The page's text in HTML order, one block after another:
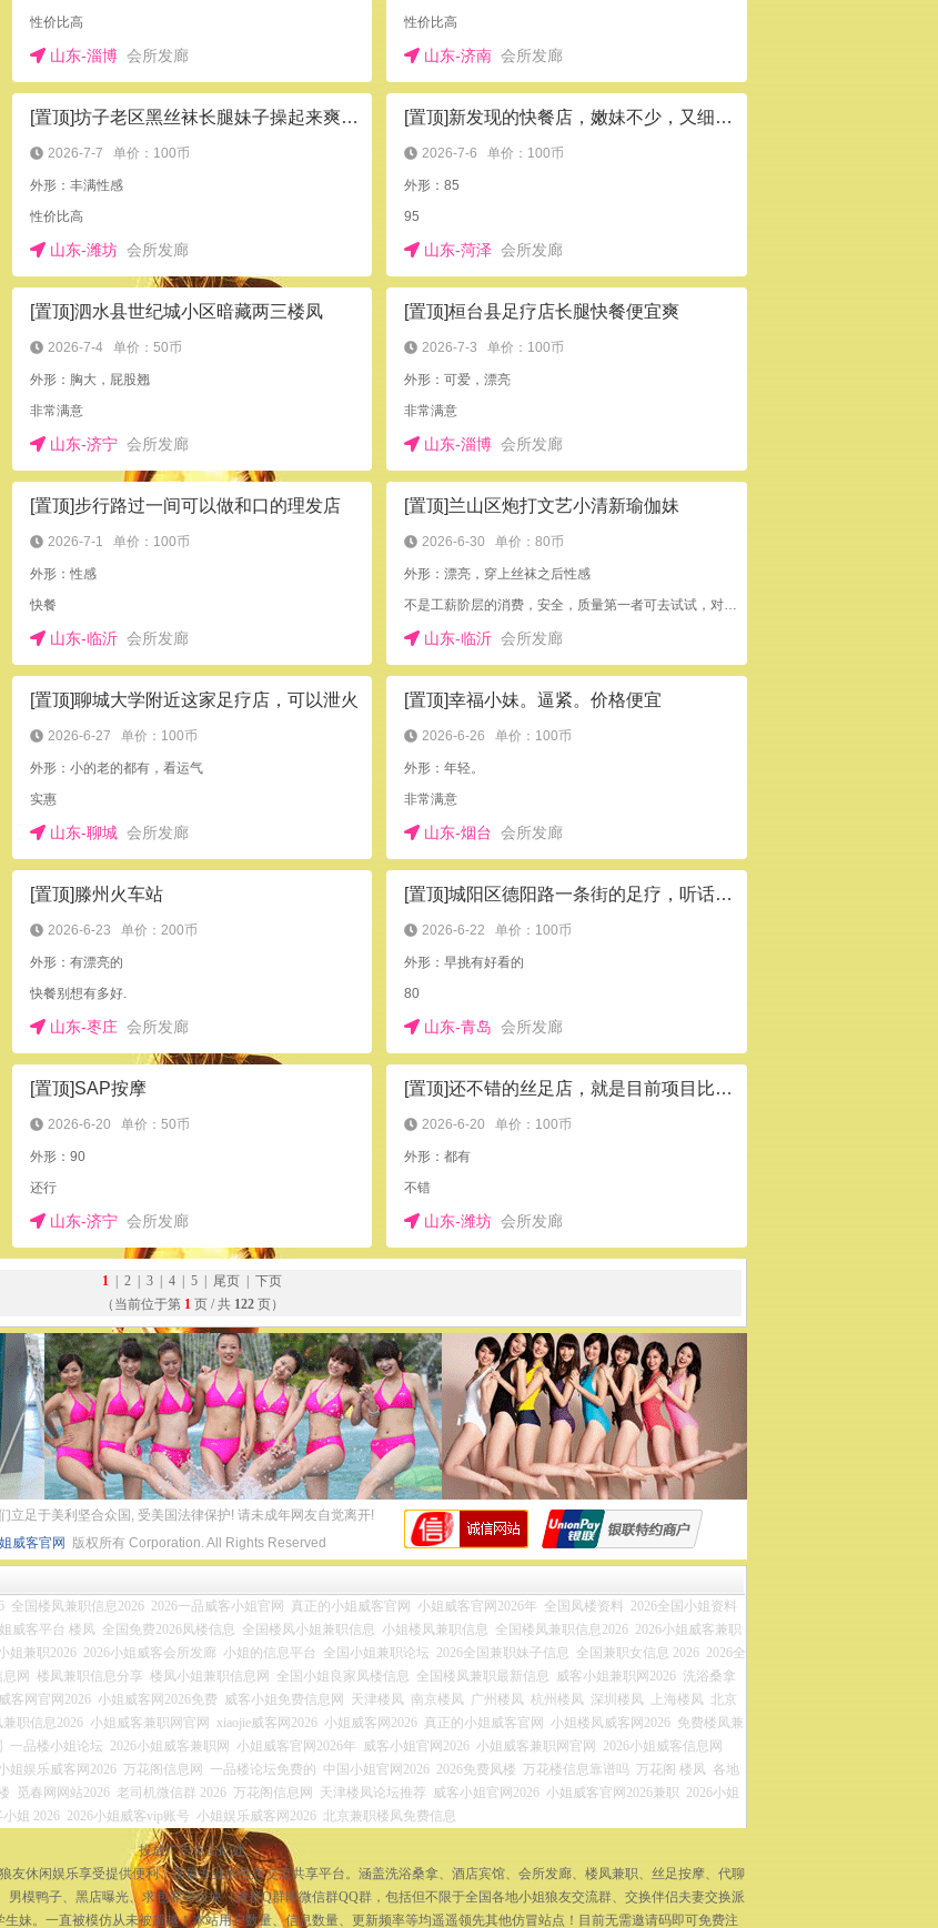
性价比高
山东-淄博会所发廊
性价比高
山东-济南 会所发廊
[置顶]坊子老区黑丝袜长腿妹子操起来爽歪歪
2026-7-7 单价：100币
外形：丰满性感
性价比高
山东-潍坊会所发廊
[置顶]新发现的快餐店，嫩妹不少，又细又长的大白腿够玩2年
2026-7-6 单价：100币
外形：85
95
山东-菏泽 会所发廊
[置顶]泗水县世纪城小区暗藏两三楼凤
2026-7-4单价：50币
外形：胸大，屁股翘
非常满意
山东-济宁会所发廊
[置顶]桓台县足疗店长腿快餐便宜爽
2026-7-3 单价：100币
外形：可爱，漂亮
非常满意
山东-淄博 会所发廊
[置顶]步行路过一间可以做和口的理发店
2026-7-1 单价：100币
外形：性感
快餐
山东-临沂会所发廊
[置顶]兰山区炮打文艺小清新瑜伽妹
2026-6-30 单价：80币
外形：漂亮，穿上丝袜之后性感
不是工薪阶层的消费，安全，质量第一者可去试试，对了貌似小号不加
山东-临沂 会所发廊
[置顶]聊城大学附近这家足疗店，可以泄火
2026-6-27 单价：100币
外形：小的老的都有，看运气
实惠
山东-聊城会所发廊
[置顶]幸福小妹。逼紧。价格便宜
2026-6-26 单价：100币
外形：年轻。
非常满意
山东-烟台 会所发廊
[置顶]滕州火车站
2026-6-23 单价：200币
外形：有漂亮的
快餐别想有多好.
山东-枣庄会所发廊
[置顶]城阳区德阳路一条街的足疗，听话便宜，还能包夜
2026-6-22 单价：100币
外形：早挑有好看的
80
山东-青岛 会所发廊
[置顶]SAP按摩
2026-6-20 单价：50币
外形：90
还行
山东-济宁会所发廊
[置顶]还不错的丝足店，就是目前项目比较少，后期可能增加项目
2026-6-20 单价：100币
外形：都有
不错
山东-潍坊 会所发廊
1 2 3 4 5 尾页
下页
（当前位于第 1页 / 共 122页）
立足于美利坚合众国, 受美国法律保护! 请未成年网友自觉离开!
威客官网 版权所有 Corporation. All Rights Reserved
全国楼凤兼职信息2026 2026一品威客小姐官网 真正的小姐威客官网 小姐威客官网2026年 全国凤楼资料
2026全国小姐资料
威客平台 楼凤 全国免费2026凤楼信息 全国楼凤小姐兼职信息 小姐楼凤兼职信息 全国楼凤兼职信息2026 2026小姐威客兼职
姐兼职2026 2026小姐威客会所发廊 小姐的信息平台 全国小姐兼职论坛 2026全国兼职妹子信息 全国兼职女信息 2026 2026全
网 楼凤兼职信息分享 楼凤小姐兼职信息网 全国小姐良家凤楼信息 全国楼凤兼职最新信息 威客小姐兼职网2026 洗浴桑拿
客网官网2026 小姐威客网2026免费 威客小姐免费信息网 天津楼凤 南京楼凤 广州楼凤 杭州楼凤 深圳楼凤 上海楼凤 北京
职信息2026 小姐威客兼职网官网 xiaojie威客网2026 小姐威客网2026 真正的小姐威客官网 小姐楼凤威客网2026 免费楼凤兼
一品楼小姐论坛 2026小姐威客兼职网 小姐威客官网2026年 威客小姐官网2026 小姐威客兼职网官网
2026小姐威客信息网
姐娱乐威客网2026 万花阁信息网 一品楼论坛免费的 中国小姐官网2026 2026免费凤楼 万花楼信息靠谱吗 万花阁 楼凤 各地
觅春网网站2026 老司机微信群 2026 万花阁信息网 天津楼凤论坛推荐 威客小姐官网2026 小姐威客官网2026兼职 2026小姐
小姐 2026 2026小姐威客vip账号 小姐娱乐威客网2026 北京兼职楼凤免费信息
投放广告点击此处
友休闲娱乐享受提供便利，是最专业的性息交流共享平台。涵盖洗浴桑拿、酒店宾馆、会所发廊、楼凤兼职、丝足按摩、代聊
模鸭子、黑店曝光、求包养等板块（微群Q群即微信群QQ群，包括但不限于全国各地小姐狼友交流群、交换伴侣夫妻交换派
妹。一直被模仿从未被超越！本站用户数量、信息数量、更新频率等均遥遥领先其他仿冒站点！目前无需邀请码即可免费注